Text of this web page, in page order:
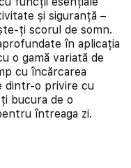
și siguranță –
ți scorul de somn.
în aplicația
o gamă variată de
cu încărcarea
dintr-o privire cu
bucura de o
întreaga zi.